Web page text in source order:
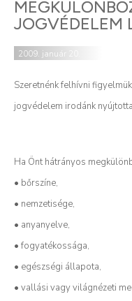
JOGVÉDELEM
2009. január 20.
Szeretnénk felhívni
jogvédelem irodánk
Ha Önt hátrányos
• bőrszíne,
• nemzetisége,
• anyanyelve,
• fogyatékossága,
• egészségi állapota,
• vallási vagy világnézeti